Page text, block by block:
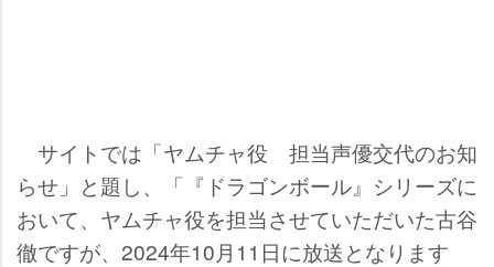
サイトでは「ヤムチャ役 担当声優交代のお知
らせ」と題し、「『ドラゴンボール』シリーズに
おいて、ヤムチャ役を担当させていただいた古谷
徹ですが、2024年10月11日に放送となります